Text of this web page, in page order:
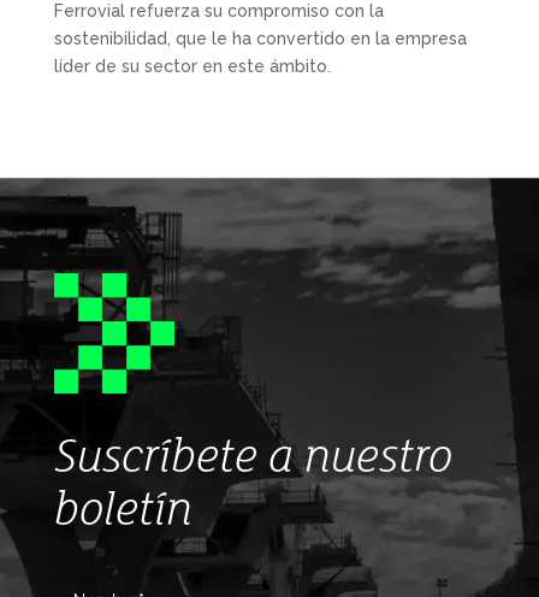
Ferrovial refuerza su compromiso con la
sostenibilidad, que le ha convertido en la empresa
líder de su sector en este ámbito.
Suscríbete a nuestro
boletín